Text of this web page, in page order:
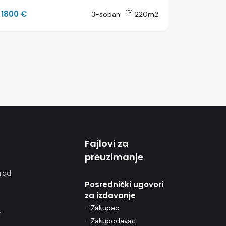
1800 € 3-soban 220m2
Fajlovi za
preuzimanje
Posrednički ugovori
za izdavanje
- Zakupac
- Zakupodavac